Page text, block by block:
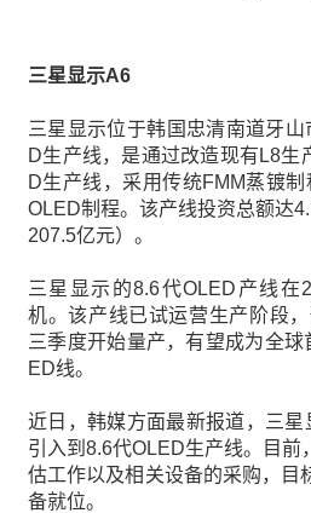
三星显示A6
三星显示位于韩国忠清南道牙
D生产线，是通过改造现有L8生
D生产线，采用传统FMM蒸镀
OLED制程。该产线投资总额达
207.5亿元）。
三星显示的8.6代OLED产线在
机。该产线已试运营生产阶段
三季度开始量产，有望成为全
ED线。
近日，韩媒方面最新报道，三
引入到8.6代OLED生产线。目前
估工作以及相关设备的采购，目
备就位。